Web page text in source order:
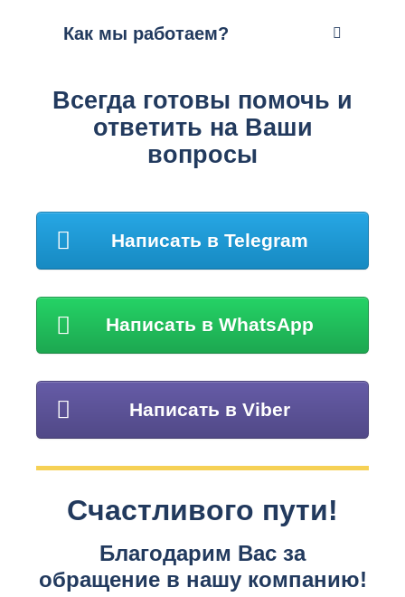
Как мы работаем?
Всегда готовы помочь и
ответить на Ваши
вопросы
Написать в Telegram
Написать в WhatsApp
Написать в Viber
Счастливого пути!
Благодарим Вас за
обращение в нашу компанию!